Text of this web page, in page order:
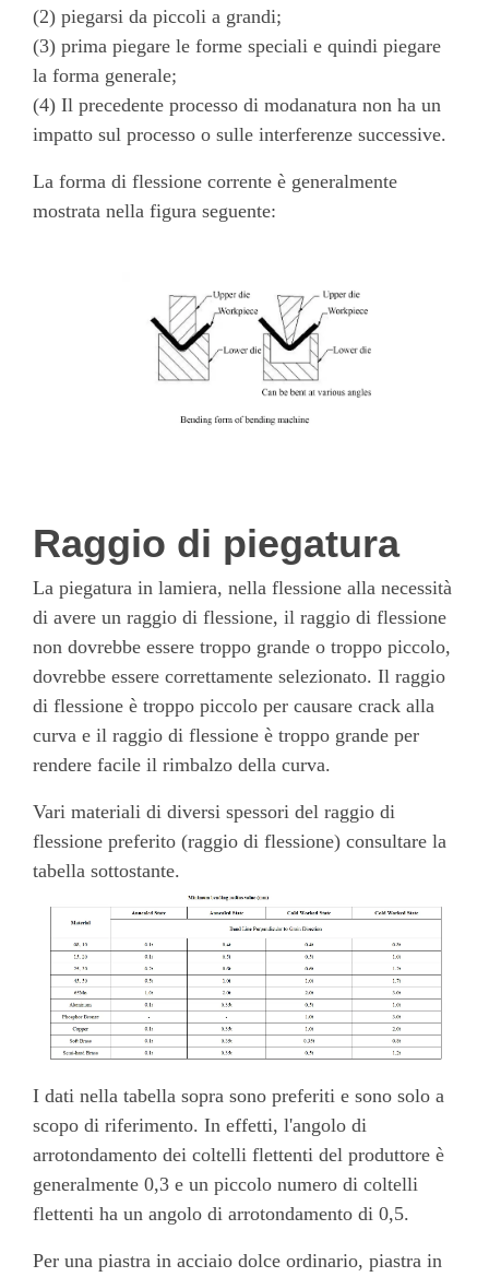
(2) piegarsi da piccoli a grandi;
(3) prima piegare le forme speciali e quindi piegare
la forma generale;
(4) Il precedente processo di modanatura non ha un
impatto sul processo o sulle interferenze successive.
La forma di flessione corrente è generalmente
mostrata nella figura seguente:
Raggio di piegatura
La piegatura in lamiera, nella flessione alla necessità
di avere un raggio di flessione, il raggio di flessione
non dovrebbe essere troppo grande o troppo piccolo,
dovrebbe essere correttamente selezionato. Il raggio
di flessione è troppo piccolo per causare crack alla
curva e il raggio di flessione è troppo grande per
rendere facile il rimbalzo della curva.
Vari materiali di diversi spessori del raggio di
flessione preferito (raggio di flessione) consultare la
tabella sottostante.
I dati nella tabella sopra sono preferiti e sono solo a
scopo di riferimento. In effetti, l'angolo di
arrotondamento dei coltelli flettenti del produttore è
generalmente 0,3 e un piccolo numero di coltelli
flettenti ha un angolo di arrotondamento di 0,5.
Per una piastra in acciaio dolce ordinario, piastra in